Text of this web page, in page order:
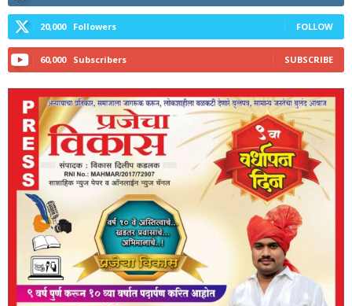
20,000 Followers FOLLOW
60,000 Subscribers SUBSCRIBE